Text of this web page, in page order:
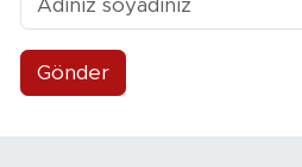
Gönder